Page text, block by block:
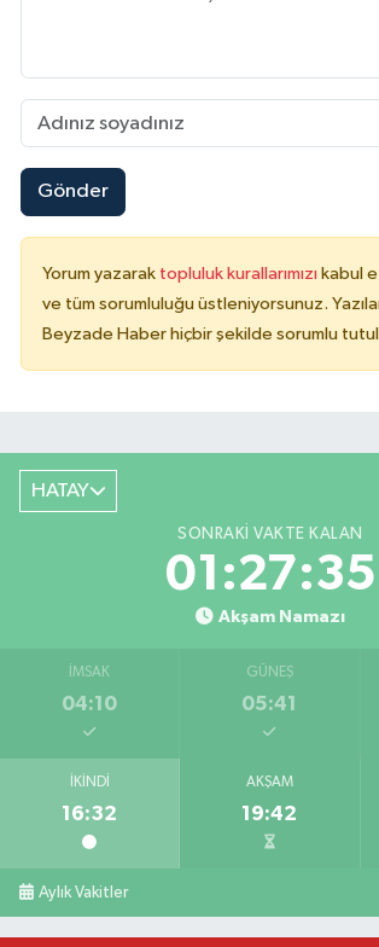
Gönder
Yorum yazarak topluluk kurallarımızı kabul
ve tüm sorumluluğu üstleniyorsunuz.
Beyzade Haber hiçbir şekilde sorumlu
HATAY
SONRAKI VAKTE KALAN
01:27:35
Akşam Namazı
İMSAK
04:10
GÜNEŞ
05:41
İKINDI
16:32
AKŞAM
19:42
Aylık Vakitler
Bahçede yaşanan yangında
10:15 |Antakya'da evlere giren yılanlar
21:17 |Salah'ın maaşı açıklandı! İşte